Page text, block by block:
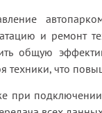
и ремонт
общую
техники, что
при